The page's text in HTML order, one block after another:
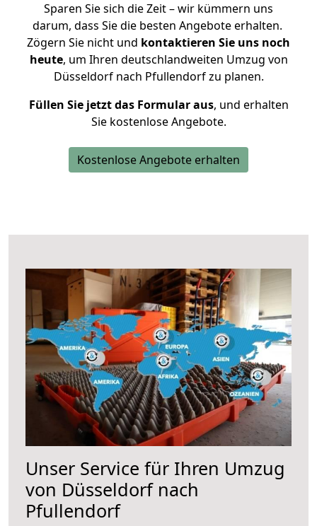
Sparen Sie sich die Zeit – wir kümmern uns
darum, dass Sie die besten Angebote erhalten.
Zögern Sie nicht und kontaktieren Sie uns noch
heute, um Ihren deutschlandweiten Umzug von
Düsseldorf nach Pfullendorf zu planen.
Füllen Sie jetzt das Formular aus, und erhalten
Sie kostenlose Angebote.
Kostenlose Angebote erhalten
Unser Service für Ihren Umzug
von Düsseldorf nach
Pfullendorf